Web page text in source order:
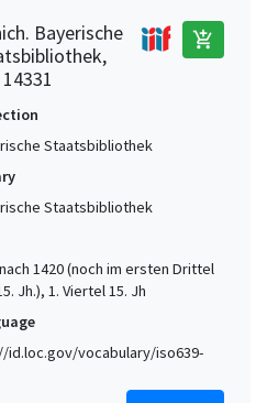
Bayerische
add_shopping_cart
Staatsbibliothek
Staatsbibliothek
1420 (noch im ersten Drittel
Jh.), 1. Viertel 15. Jh
id.loc.gov/vocabulary/iso639-